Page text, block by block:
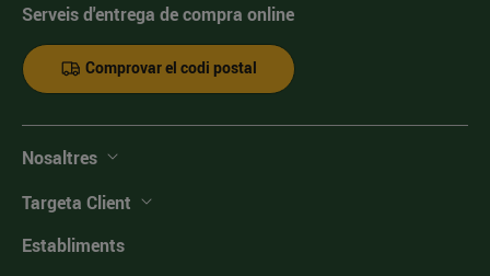
Serveis d'entrega de compra online
Comprovar el codi postal
Nosaltres
Targeta Client
Establiments